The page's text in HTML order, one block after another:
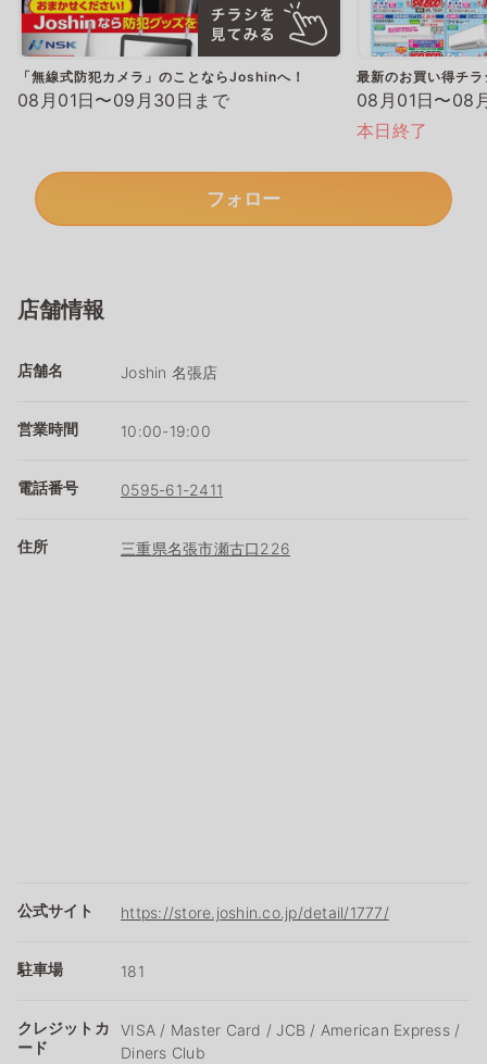
「無線式防犯カメラ」のことならJoshinへ！
08月01日〜09月30日まで
最新のお買い得チラ
08月01日〜08
本日終了
フォロー
店舗情報
店舗名 Joshin 名張店
営業時間 10:00-19:00
電話番号 0595-61-2411
住所 三重県名張市瀬古口226
公式サイト https://store.joshin.co.jp/detail/1777/
駐車場 181
クレジットカ
ード
VISA / Master Card / JCB / American Express /
Diners Club